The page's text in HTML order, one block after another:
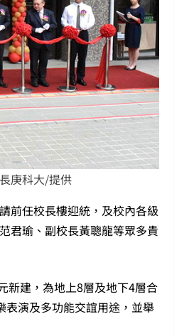
庚科大/提供
前任校長樓迎統，及校內各級
君瑜、副校長黃聰龍等眾多貴
新建，為地上8層及地下4層合
表演及多功能交誼用途，並舉